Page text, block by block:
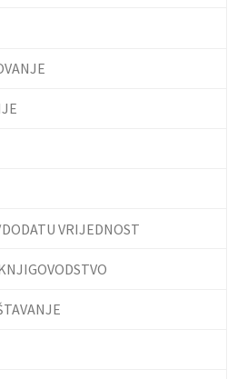
VRIJEDNOST